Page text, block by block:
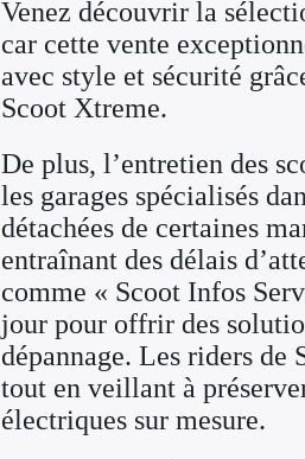
Venez découvrir la
car cette vente
avec style et sécurité
Scoot Xtreme.
De plus, l’entretien des
les garages spécialisés
détachées de certaines
entraînant des délais
comme « Scoot Infos
jour pour offrir des
dépannage. Les riders
tout en veillant à
électriques sur mesure.